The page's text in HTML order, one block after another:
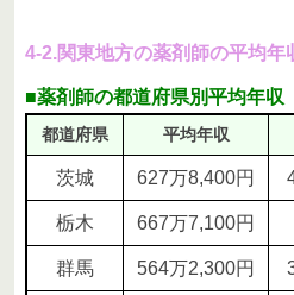
4-2.関東地方の薬剤師の平均年
■薬剤師の都道府県別平均年収
都道府県 平均年収
茨城 627万8,400円
栃木 667万7,100円
群馬 564万2,300円